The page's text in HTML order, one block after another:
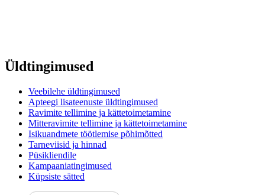
Üldtingimused
Veebilehe üldtingimused
Apteegi lisateenuste üldtingimused
Ravimite tellimine ja kättetoimetamine
Mitteravimite tellimine ja kättetoimetamine
Isikuandmete töötlemise põhimõtted
Tarneviisid ja hinnad
Püsikliendile
Kampaaniatingimused
Küpsiste sätted